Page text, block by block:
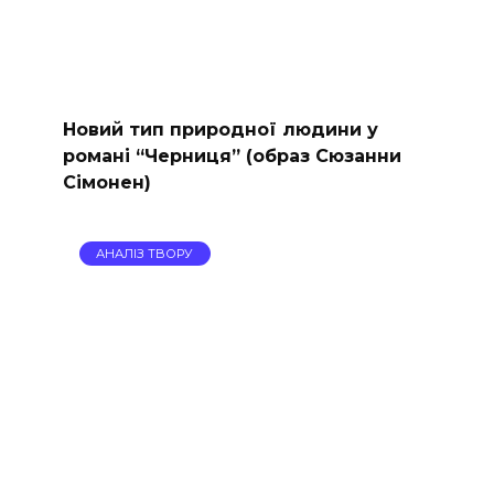
Новий тип природної людини у
романі “Черниця” (образ Сюзанни
Сімонен)
АНАЛІЗ ТВОРУ